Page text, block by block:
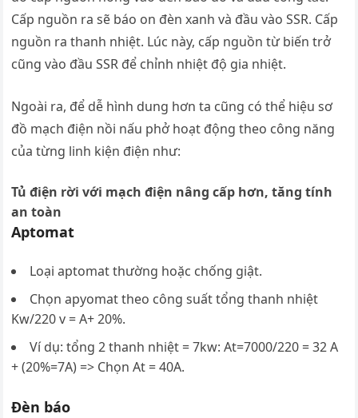
Cấp nguồn ra sẽ báo on đèn xanh và đầu vào SSR. Cấp
nguồn ra thanh nhiệt. Lúc này, cấp nguồn từ biến trở
cũng vào đầu SSR để chỉnh nhiệt độ gia nhiệt.
Ngoài ra, để dễ hình dung hơn ta cũng có thể hiệu sơ
đồ mạch điện nồi nấu phở hoạt động theo công năng
của từng linh kiện điện như:
Tủ điện rời với mạch điện nâng cấp hơn, tăng tính
an toàn
Aptomat
Loại aptomat thường hoặc chống giật.
Chọn apyomat theo công suất tổng thanh nhiệt
Kw/220 v = A+ 20%.
Ví dụ: tổng 2 thanh nhiệt = 7kw: At=7000/220 = 32 A
+ (20%=7A) => Chọn At = 40A.
Đèn báo